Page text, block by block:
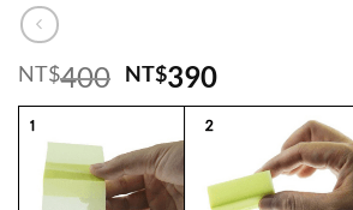
NT$400 原
始
格：
NT$400。
NT$390目
前
格：
NT$390。